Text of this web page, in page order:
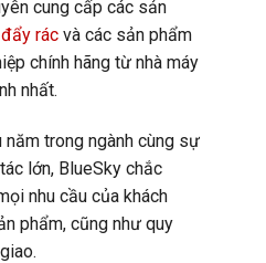
cung cấp các sản
rác và các sản phẩm
chính hãng từ nhà máy
nhất.
năm trong ngành cùng sự
lớn, BlueSky chắc
nhu cầu của khách
phẩm, cũng như quy